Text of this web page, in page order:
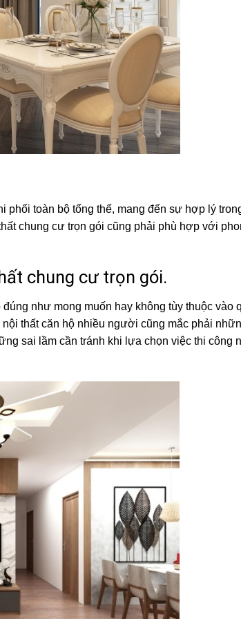
phối toàn bộ tổng thế, mang đến sự hợp lý
chung cư trọn gói cũng phải phù hợp với
chung cư trọn gói.
như mong muốn hay không tùy thuộc vào
thất căn hộ nhiều người cũng mắc phải
sai lầm cần tránh khi lựa chọn việc thi công